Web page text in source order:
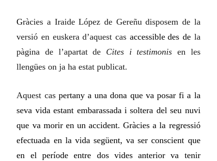
Gràcies a Iraide López de Gereñu disposem de la
versió en euskera d’aquest cas accessible des dela
pàgina de l’apartat de Cites i testimonis en les
llengües on ja ha estat publicat.
Aquest cas pertany a una dona que va posar fi a la
seva vida estant embarassada i soltera del seu nuvi
que va morir en un accident. Gràcies a la regressió
efectuada en la vida següent, va ser conscient que
en el període entre dos vides anterior va tenir